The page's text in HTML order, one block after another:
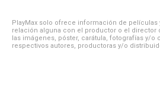
PlayMax solo ofrece información de películas
relación alguna con el productor o el director
las imágenes, póster, carátula, fotografías y/o
respectivos autores, productoras y/o